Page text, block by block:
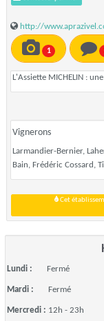
http://
1
L'Assiette MICHELIN :
Vignerons
Larmandier-Bernier,
Bain, Frédéric Cossard,
Cet
Lundi : Fermé
Mardi : Fermé
Mercredi : 12h - 23h